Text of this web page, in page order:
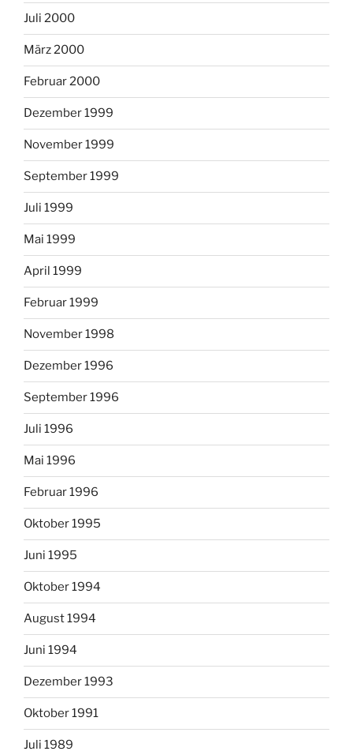
Juli 2000
März 2000
Februar 2000
Dezember 1999
November 1999
September 1999
Juli 1999
Mai 1999
April 1999
Februar 1999
November 1998
Dezember 1996
September 1996
Juli 1996
Mai 1996
Februar 1996
Oktober 1995
Juni 1995
Oktober 1994
August 1994
Juni 1994
Dezember 1993
Oktober 1991
Juli 1989